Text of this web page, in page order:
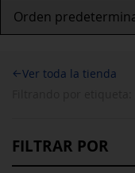
←Ver toda la tienda
FILTRAR POR